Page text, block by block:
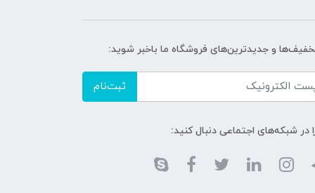
و جدیدترین‌های فروشگاه ما باخبر شوید:
ثبت‌نام
در شبکه‌های اجتماعی دنبال کنید: